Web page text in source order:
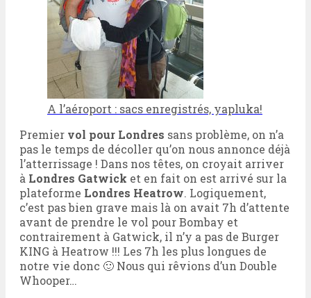
A l’aéroport : sacs enregistrés, yapluka!
Premier vol pour Londres sans problème, on n’a
pas le temps de décoller qu’on nous annonce déjà
l’atterrissage ! Dans nos têtes, on croyait arriver
à Londres Gatwick et en fait on est arrivé sur la
plateforme Londres Heatrow. Logiquement,
c’est pas bien grave mais là on avait 7h d’attente
avant de prendre le vol pour Bombay et
contrairement à Gatwick, il n’y a pas de Burger
KING à Heatrow !!! Les 7h les plus longues de
notre vie donc 🙂 Nous qui rêvions d’un Double
Whooper…